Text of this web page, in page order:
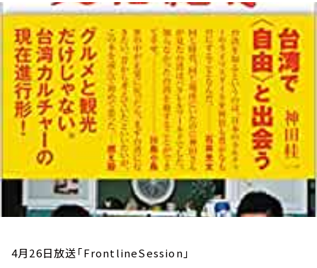
トピックス
TBS Podcast
お知らせ
イベント・グッズ
YouTube
会社情報
4月26日放送「FrontlineSession」